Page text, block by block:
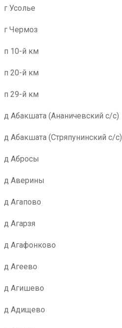
г Усолье
г Чермоз
п 10-й км
п 20-й км
п 29-й км
д Абакшата (Ананичевский с/с)
д Абакшата (Стряпунинский с/с)
д Абросы
д Аверины
д Агапово
д Агарзя
д Агафонково
д Агеево
д Агишево
д Адищево